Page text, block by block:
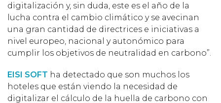
digitalización y, sin duda, este es el año de la
lucha contra el cambio climático y se avecinan
una gran cantidad de directrices e iniciativas a
nivel europeo, nacional y autonómico para
cumplir los objetivos de neutralidad en carbono”.
EISI SOFT ha detectado que son muchos los
hoteles que están viendo la necesidad de
digitalizar el cálculo de la huella de carbono con